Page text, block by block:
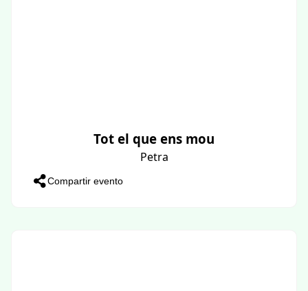
Tot el que ens mou
Petra
Compartir evento